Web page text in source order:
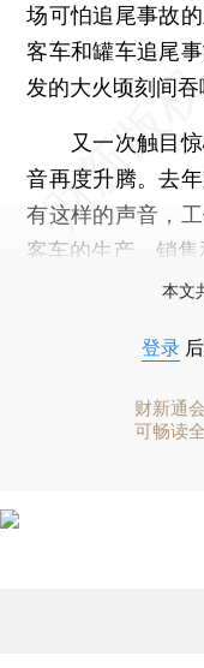
场可怕追尾事故
客车和罐车追尾
发的大火顷刻间吞
又一次触目惊
音再度升腾。去
有这样的声音，
客车的生产、销售
本文
登录
财新通
可畅读